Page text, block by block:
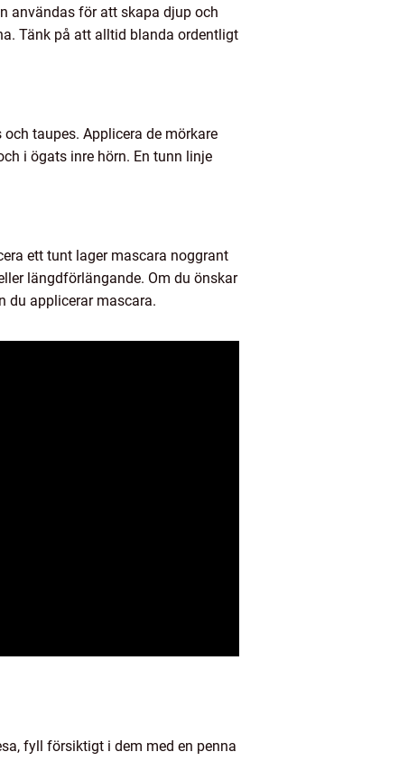
användas för att skapa djup och
Tänk på att alltid blanda ordentligt
taupes. Applicera de mörkare
i ögats inre hörn. En tunn linje
ett tunt lager mascara noggrant
längdförlängande. Om du önskar
du applicerar mascara.
fyll försiktigt i dem med en penna